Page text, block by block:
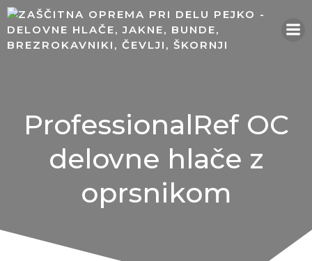
Skip
to
content
ProfessionalRef OC
delovne hlače z
oprsnikom